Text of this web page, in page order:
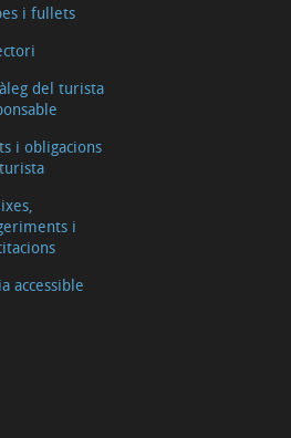
i fullets
del turista
i obligacions
i
accessible